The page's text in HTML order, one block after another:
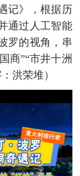
记》，根据历
通过人工智能
罗的视角，串
商”“市井十洲
洪荣堆）